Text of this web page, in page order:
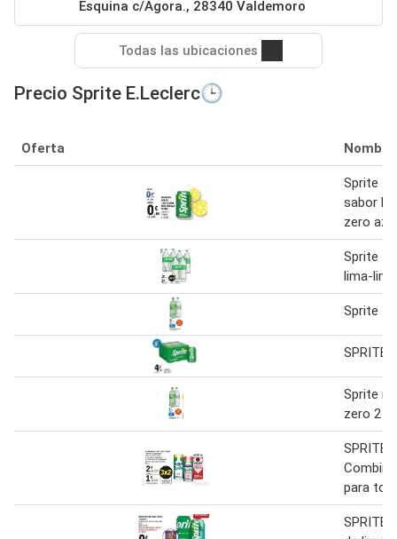
Esquina c/Agora., 28340 Valdemoro
Todas las ubicaciones
Precio Sprite E.Leclerc🕒
Oferta Nombre
Sprite -
sabor
zero
Sprite -
lima-
Sprite -
SPRITE
Sprite
zero 2 L
SPRITE
para
SPRITE